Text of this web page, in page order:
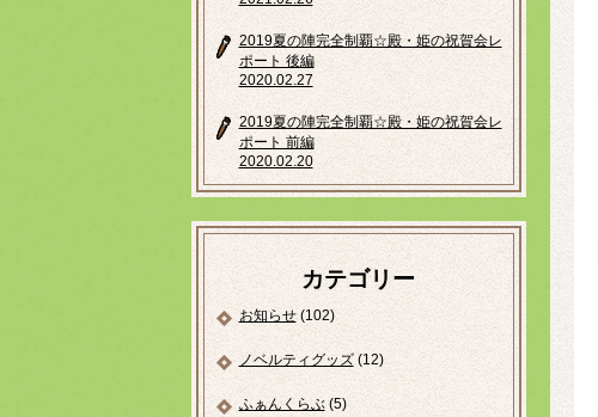
2019夏の陣完全制覇☆殿・姫の祝賀会レ
ポート 後編
2020.02.27
2019夏の陣完全制覇☆殿・姫の祝賀会レ
ポート 前編
2020.02.20
カテゴリー
お知らせ(102)
ノベルティグッズ(12)
ふぁんくらぶ(5)